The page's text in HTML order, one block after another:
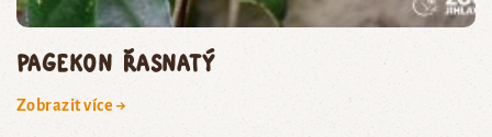
pagekon řasnatý
Zobrazit více →